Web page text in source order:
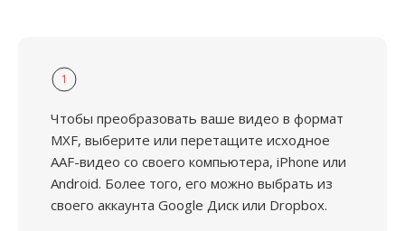
1
Чтобы преобразовать ваше видео в формат
MXF, выберите или перетащите исходное
AAF-видео со своего компьютера, iPhone или
Android. Более того, его можно выбрать из
своего аккаунта Google Диск или Dropbox.